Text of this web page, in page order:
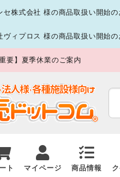
セ株式会社 様の商品取扱い開始
ヴィプロス 様の商品取扱い開始
重要】夏季休業のご案内
ト マイページ 商品情報